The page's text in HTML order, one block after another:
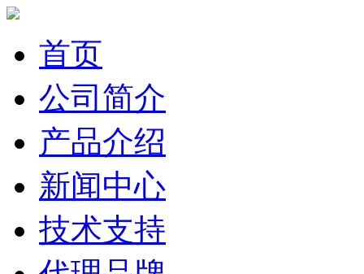
首页
公司简介
产品介绍
新闻中心
技术支持